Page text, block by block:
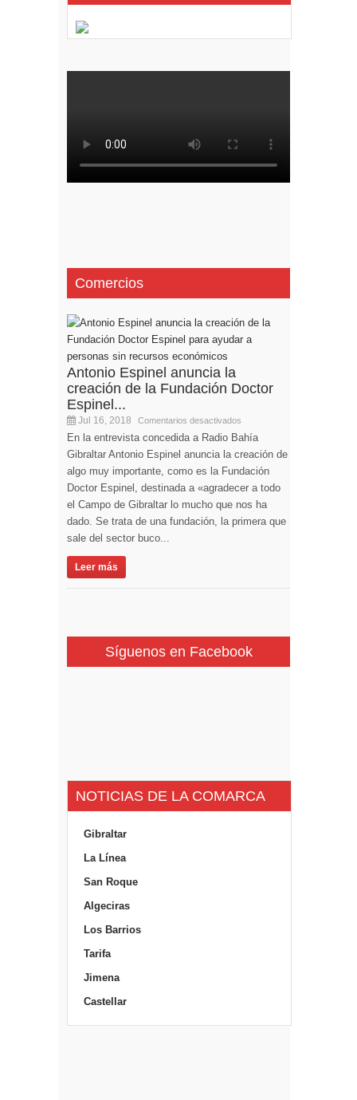
Comercios
Antonio Espinel anuncia la
creación de la Fundación Doctor
Espinel...
Jul 16, 2018 Comentarios desactivados
En la entrevista concedida a Radio Bahía
Gibraltar Antonio Espinel anuncia la creación de
algo muy importante, como es la Fundación
Doctor Espinel, destinada a «agradecer a todo
el Campo de Gibraltar lo mucho que nos ha
dado. Se trata de una fundación, la primera que
sale del sector buco...
Leer más
Síguenos en Facebook
NOTICIAS DE LA COMARCA
Gibraltar
La Línea
San Roque
Algeciras
Los Barrios
Tarifa
Jimena
Castellar